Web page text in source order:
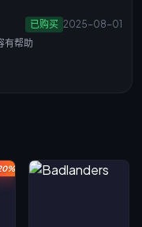
已购买 2025-08-01
有帮助